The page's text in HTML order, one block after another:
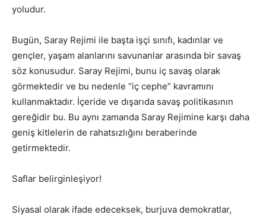
yoludur.
Bugün, Saray Rejimi ile başta işçi sınıfı, kadınlar ve
gençler, yaşam alanlarını savunanlar arasında bir savaş
söz konusudur. Saray Rejimi, bunu iç savaş olarak
görmektedir ve bu nedenle “iç cephe” kavramını
kullanmaktadır. İçeride ve dışarıda savaş politikasının
gereğidir bu. Bu aynı zamanda Saray Rejimine karşı daha
geniş kitlelerin de rahatsızlığını beraberinde
getirmektedir.
Saflar belirginleşiyor!
Siyasal olarak ifade edeceksek, burjuva demokratlar,